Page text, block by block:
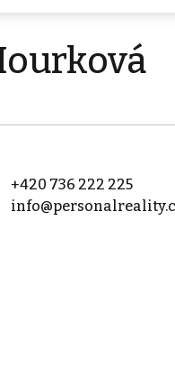
+420 736 222 225